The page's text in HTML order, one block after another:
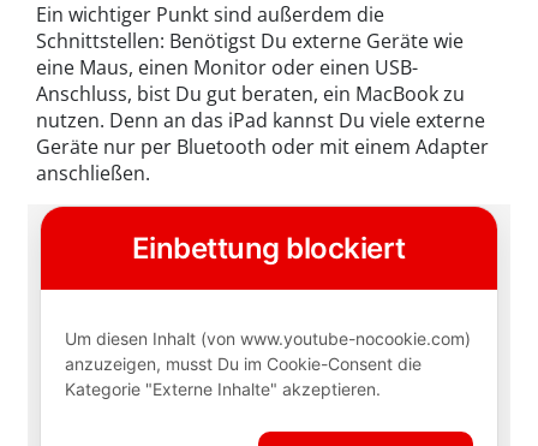
Ein wichtiger Punkt sind außerdem die
Schnittstellen: Benötigst Du externe Geräte wie
eine Maus, einen Monitor oder einen USB-
Anschluss, bist Du gut beraten, ein MacBook zu
nutzen. Denn an das iPad kannst Du viele externe
Geräte nur per Bluetooth oder mit einem Adapter
anschließen.